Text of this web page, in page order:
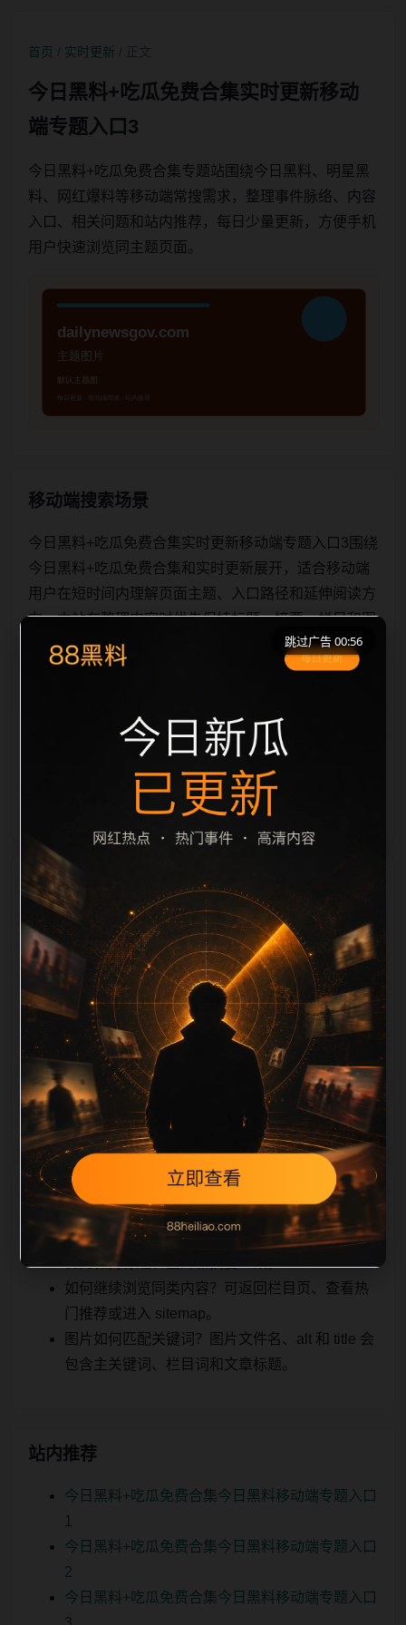
首页 实时更新
今日黑料+吃瓜免费合集实时更新移动
端专题入口3
今日黑料+吃瓜免费合集专题站围绕今日黑料、明星黑
料、网红爆料等移动端常搜需求，整理事件脉络、内容
入口、相关问题和站内推荐，每日少量更新，方便手机
用户快速浏览同主题页面。
移动端搜索场景
今日黑料+吃瓜免费合集实时更新移动端专题入口3围绕
今日黑料+吃瓜免费合集和实时更新展开，适合移动端
用户在短时间内理解页面主题、入口路径和延伸阅读方
向。本站在整理内容时优先保持标题、摘要、栏目和图
片说明一致，减少无关词堆砌，避免同一批页面出现高
度重复。从搜索体验看，用户通常先看标题是否明确，
览同类内容。因此本页保留面包屑、同类推荐、热门推
荐、上一篇下一篇和 sitemap 入口，让重要页面点击深
度控制在三次以内。后续更新会围绕实时更新持续补充
新内容，每次新增保持少量、稳
栏目内容归集
定、相关，图片文件名和 alt/title 也跟随主关键词、栏
目词和文章标题生成。如果采集内容缺少图片，将使用
同主题默认图兜底；如果标题过短、描述为空、正文摘
要不足或关键词连续重复，则不进入发布队列。本页还
加入常见问题和站内推荐，帮助用户从一个入口跳转到
同类页面、专题合集和热榜内容，提升停留时间和页面
可抓取性。第3条内容作为初始建设页，重点承担栏目
深度补齐、内链结构完善和后续采集归类的承接作用。
相关问题
实时更新后续如何更新？每日按主题少量补充，
优先保持标题、图片和摘要一致。
如何继续浏览同类内容？可返回栏目页、查看热
门推荐或进入 sitemap。
图片如何匹配关键词？图片文件名、alt 和 title 会
包含主关键词、栏目词和文章标题。
站内推荐
今日黑料+吃瓜免费合集今日黑料移动端专题入口
1
今日黑料+吃瓜免费合集今日黑料移动端专题入口
2
今日黑料+吃瓜免费合集今日黑料移动端专题入口
跳过广告 00:55